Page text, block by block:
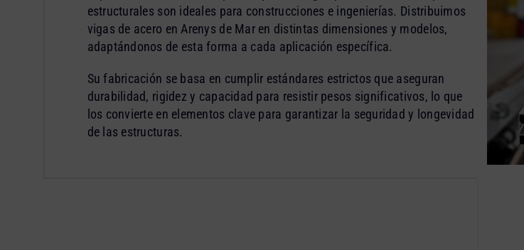
estructurales son ideales para construcciones e ingenierías. Distribuimos
vigas de acero en Arenys de Mar en distintas dimensiones y modelos,
adaptándonos de esta forma a cada aplicación específica.
Su fabricación se basa en cumplir estándares estrictos que aseguran
durabilidad, rigidez y capacidad para resistir pesos significativos, lo que
los convierte en elementos clave para garantizar la seguridad y longevidad
de las estructuras.